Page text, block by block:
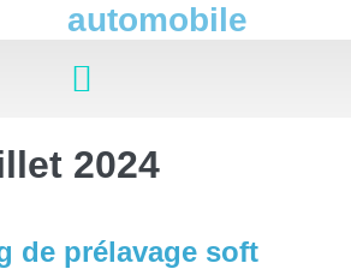
automobile
2024
de prélavage soft